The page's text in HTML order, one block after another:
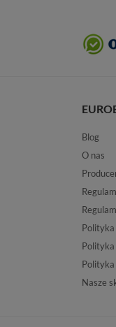
Blog
O nas
Polityka
Nasze